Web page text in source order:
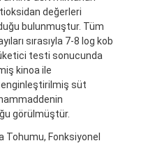
değerleri
bulunmuştur. Tüm
sırasıyla 7-8 log kob
testi sonucunda
kinoa ile
süt
görülmüştür.
Tohumu, Fonksiyonel